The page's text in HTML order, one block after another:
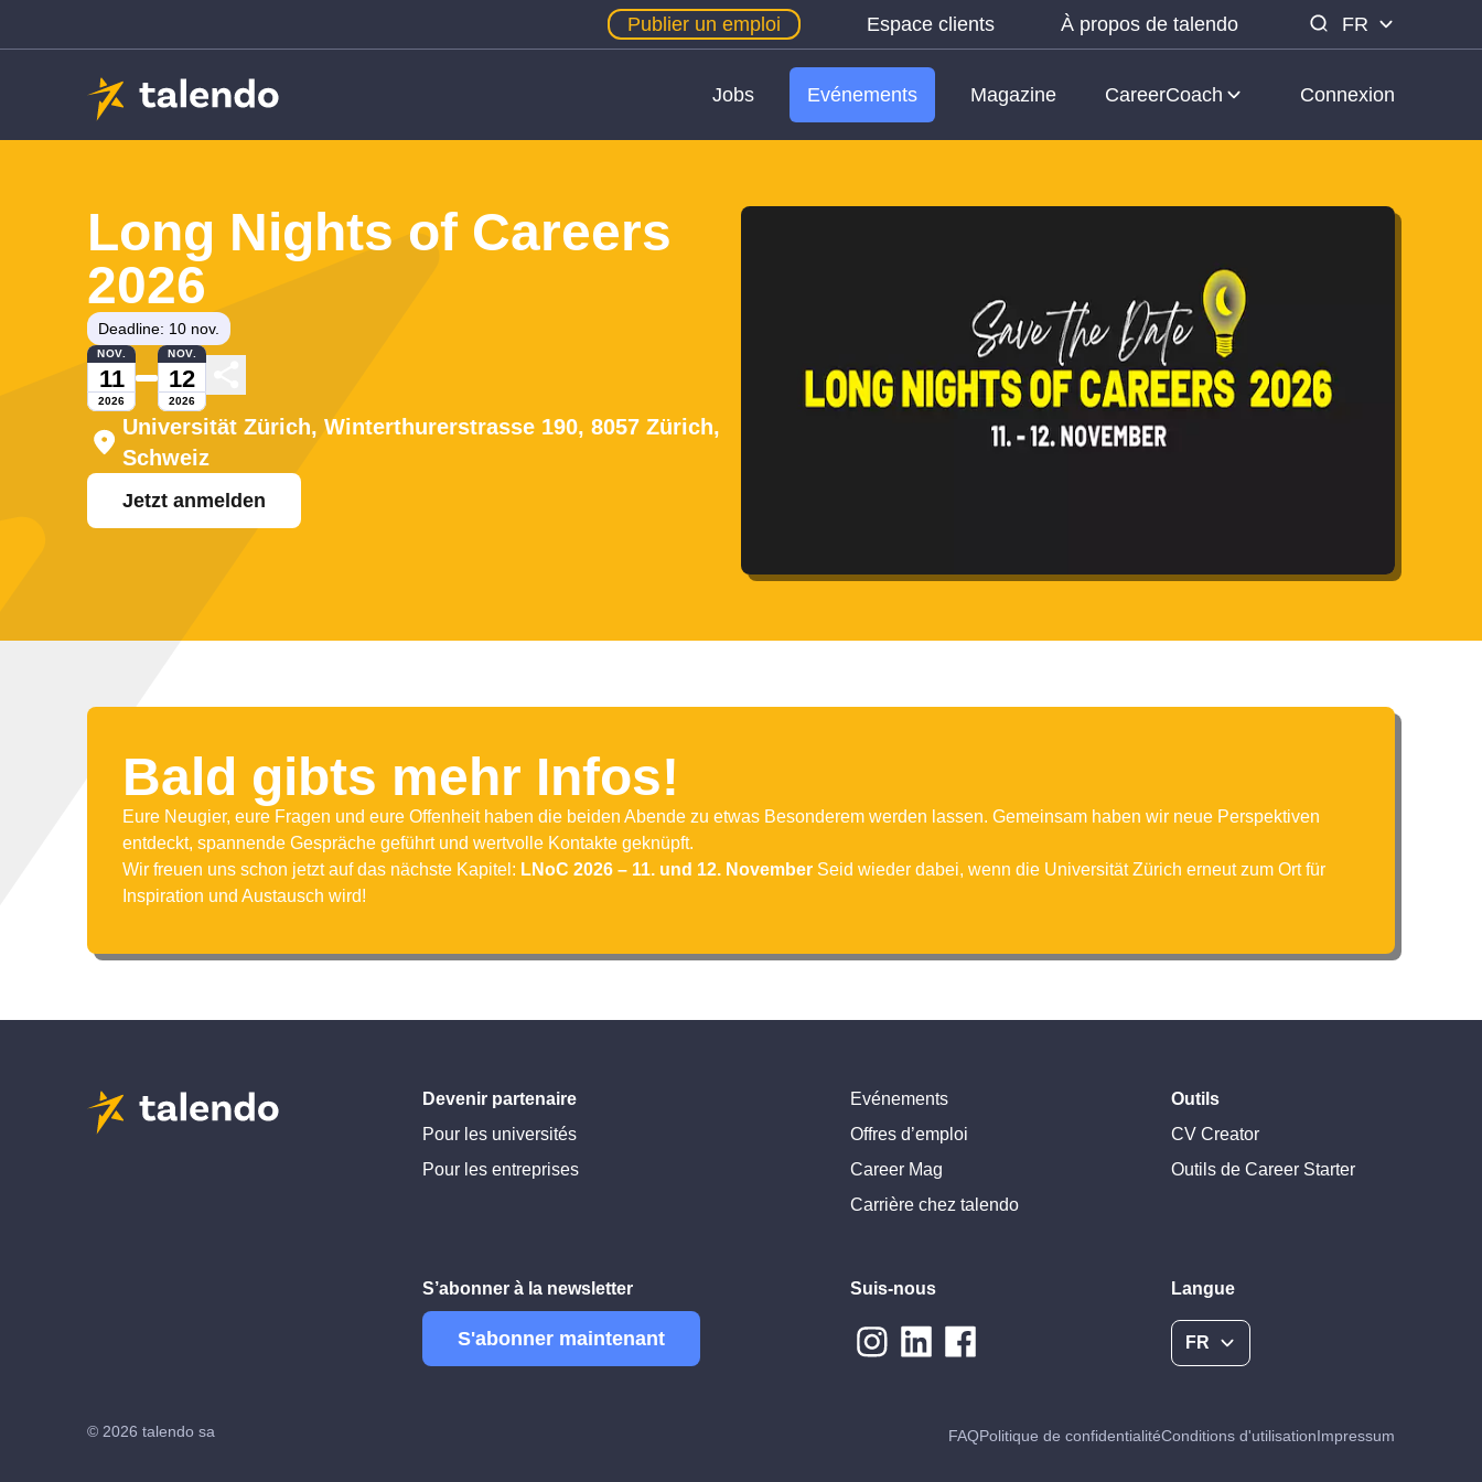
Publier un emploi Espace clients À propos de talendo FR
Jobs Evénements Magazine CareerCoach Connexion
Long Nights of Careers
2026
Deadline: 10 nov.
NOV.
11
2026
NOV.
12
2026
Universität Zürich, Winterthurerstrasse 190, 8057 Zürich,
Schweiz
Jetzt anmelden
Bald gibts mehr Infos!
Eure Neugier, eure Fragen und eure Offenheit haben die beiden Abende zu etwas Besonderem werden lassen. Gemeinsam haben wir neue Perspektiven
entdeckt, spannende Gespräche geführt und wertvolle Kontakte geknüpft.
Wir freuen uns schon jetzt auf das nächste Kapitel: LNoC 2026 – 11. und 12. November Seid wieder dabei, wenn die Universität Zürich erneut zum Ort für
Inspiration und Austausch wird!
Devenir partenaire
Pour les universités
Pour les entreprises
Evénements
Offres d’emploi
Career Mag
Carrière chez talendo
Outils
CV Creator
Outils de Career Starter
S’abonner à la newsletter
S'abonner maintenant
Suis-nous Langue
FR
© 2026 talendo sa FAQPolitique de confidentialitéConditions d'utilisationImpressum